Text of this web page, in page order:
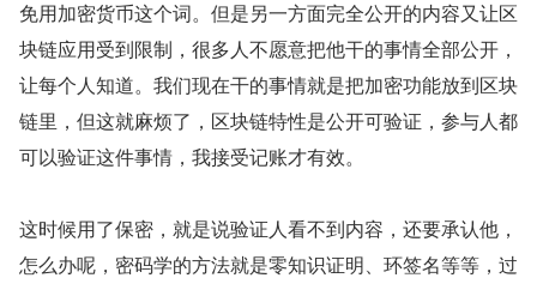
免用加密货币这个词。但是另一方面完全公开的内容又让区
块链应用受到限制，很多人不愿意把他干的事情全部公开，
让每个人知道。我们现在干的事情就是把加密功能放到区块
链里，但这就麻烦了，区块链特性是公开可验证，参与人都
可以验证这件事情，我接受记账才有效。
这时候用了保密，就是说验证人看不到内容，还要承认他，
怎么办呢，密码学的方法就是零知识证明、环签名等等，过